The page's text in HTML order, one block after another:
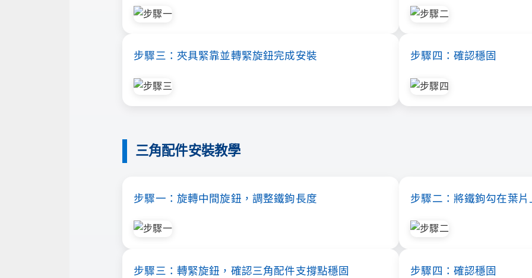
步驟三：夾具緊靠並轉緊旋鈕完成安裝 步驟四：確認穩固
三角配件安裝教學
步驟一：旋轉中間旋鈕，調整鐵鉤長度 步驟二：將鐵鉤勾在葉片
步驟三：轉緊旋鈕，確認三角配件支撐點穩固 步驟四：確認穩固